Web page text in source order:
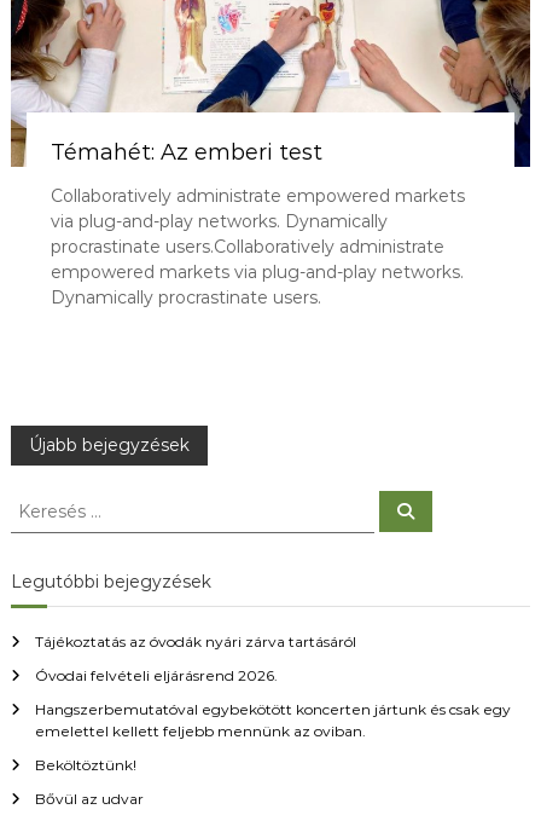
Témahét: Az emberi test
Collaboratively administrate empowered markets
via plug-and-play networks. Dynamically
procrastinate users.Collaboratively administrate
empowered markets via plug-and-play networks.
Dynamically procrastinate users.
B
e
e
g
y
z
Újabb bejegyzések
K
e
s
s
:
K
s
Legutóbbi bejegyzések
Tájékoztatás az óvodák nyári zárva tartásáról
Óvodai felvételi eljárásrend 2026.
Hangszerbemutatóval egybekötött koncerten jártunk és csak egy
emelettel kellett feljebb mennünk az oviban.
Beköltöztünk!
Bővül az udvar